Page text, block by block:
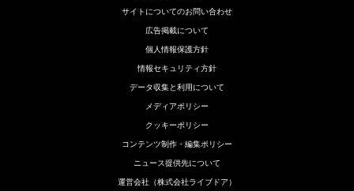
サイトについてのお問い合わせ
広告掲載について
個人情報保護方針
情報セキュリティ方針
データ収集と利用について
メディアポリシー
クッキーポリシー
コンテンツ制作・編集ポリシー
ニュース提供先について
運営会社（株式会社ライブドア）